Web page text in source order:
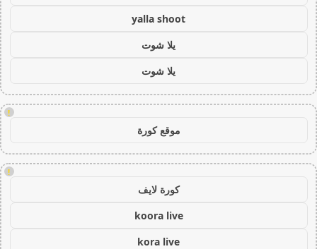
yalla shoot
يلا شوت
يلا شوت
!
موقع كورة
!
كورة لايف
koora live
kora live